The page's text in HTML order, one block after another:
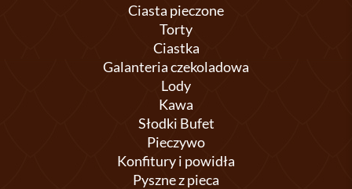
Ciasta pieczone
Torty
Ciastka
Galanteria czekoladowa
Lody
Kawa
Słodki Bufet
Pieczywo
Konfitury i powidła
Pyszne z pieca